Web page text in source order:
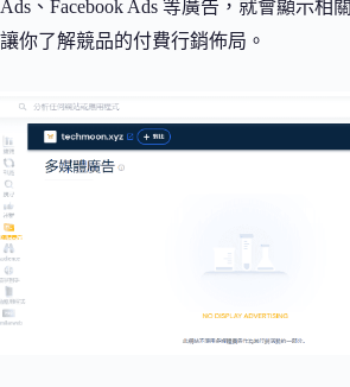
Ads、Facebook Ads 等廣告，就會顯示相
讓你了解競品的付費行銷佈局。